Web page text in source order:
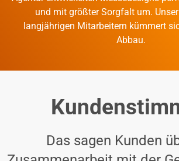
und mit größter Sorgfalt um.
langjährigen Mitarbeitern kümmert
Abbau.
Das sagen Kunden